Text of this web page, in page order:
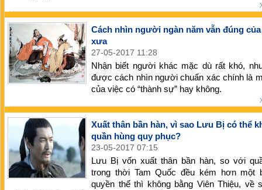
Cách nhìn người ngàn năm vẫn đúng
xưa
27-05-2017 11:28
Nhận biết người khác mặc dù rất khó,
được cách nhìn người chuẩn xác chính là
của việc có “thành sự” hay không.
Xuất thân bần hàn, vì sao Lưu Bị có thể
quần hùng quy phục?
23-05-2017 07:15
Lưu Bị vốn xuất thân bần hàn, so với
trong thời Tam Quốc đều kém hơn một
quyền thế thì không bằng Viên Thiệu, về